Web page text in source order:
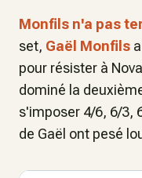
Monfils n'a pas
set, Gaël Monfils
pour résister à
dominé la
s'imposer 4/6, 6/3,
de Gaël ont pesé